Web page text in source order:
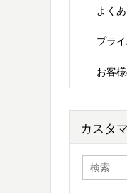
よく
プラ
お客
カスタ